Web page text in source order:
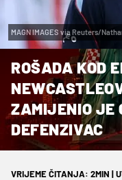
MAGN IMAGES via Reuters/
ROŠADA KOD
ZAMIJENIO JE
DEFENZIVAC
VRIJEME ČITANJA: 2MIN |